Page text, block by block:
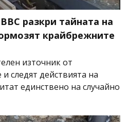
разкри тайната на
крайбрежните
източник от
следят действията на
единствено на случайно